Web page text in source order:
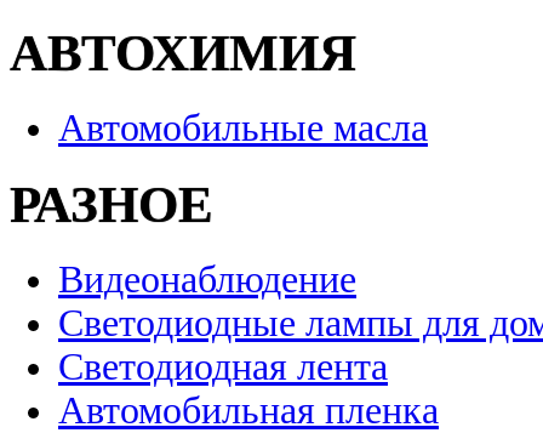
АВТОХИМИЯ
Автомобильные масла
РАЗНОЕ
Видеонаблюдение
Светодиодные лампы для
Светодиодная лента
Автомобильная пленка